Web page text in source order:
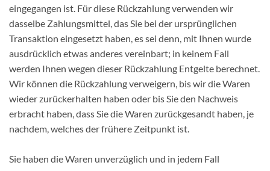
eingegangen ist. Für diese Rückzahlung verwenden wir
dasselbe Zahlungsmittel, das Sie bei der ursprünglichen
Transaktion eingesetzt haben, es sei denn, mit Ihnen wurde
ausdrücklich etwas anderes vereinbart; in keinem Fall
werden Ihnen wegen dieser Rückzahlung Entgelte berechnet.
Wir können die Rückzahlung verweigern, bis wir die Waren
wieder zurückerhalten haben oder bis Sie den Nachweis
erbracht haben, dass Sie die Waren zurückgesandt haben, je
nachdem, welches der frühere Zeitpunkt ist.
Sie haben die Waren unverzüglich und in jedem Fall